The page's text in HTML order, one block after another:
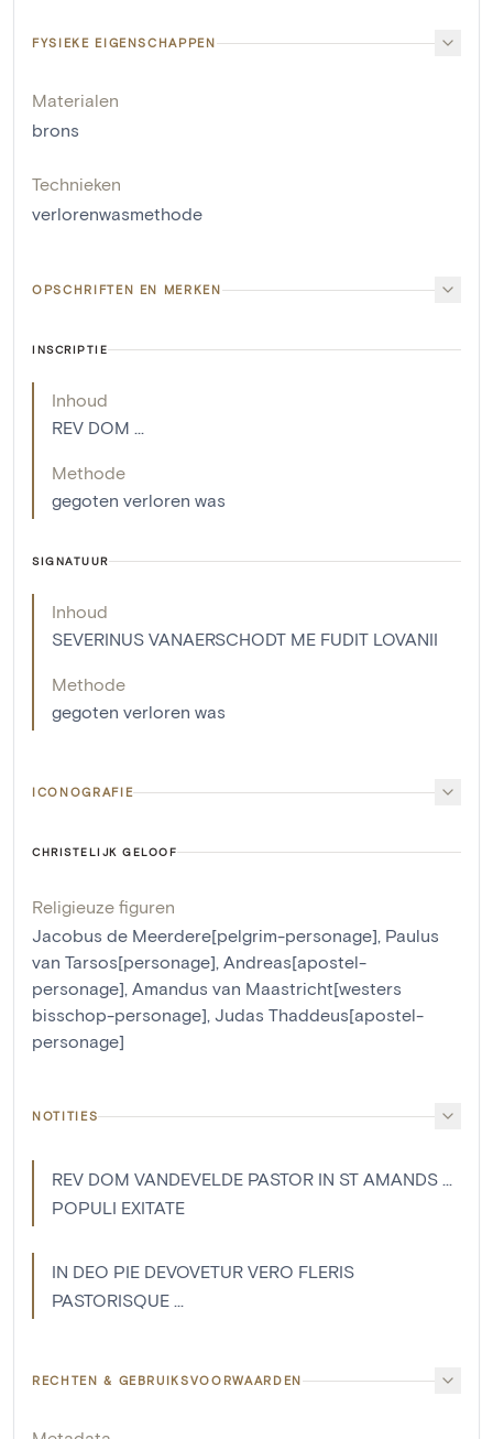
FYSIEKE EIGENSCHAPPEN
Materialen
brons
Technieken
verlorenwasmethode
OPSCHRIFTEN EN MERKEN
INSCRIPTIE
Inhoud
REV DOM ...
Methode
gegoten verloren was
SIGNATUUR
Inhoud
SEVERINUS VANAERSCHODT ME FUDIT LOVANII
Methode
gegoten verloren was
ICONOGRAFIE
CHRISTELIJK GELOOF
Religieuze figuren
Jacobus de Meerdere[pelgrim-personage], Paulus
van Tarsos[personage], Andreas[apostel-
personage], Amandus van Maastricht[westers
bisschop-personage], Judas Thaddeus[apostel-
personage]
NOTITIES
REV DOM VANDEVELDE PASTOR IN ST AMANDS ...
POPULI EXITATE
IN DEO PIE DEVOVETUR VERO FLERIS
PASTORISQUE ...
RECHTEN & GEBRUIKSVOORWAARDEN